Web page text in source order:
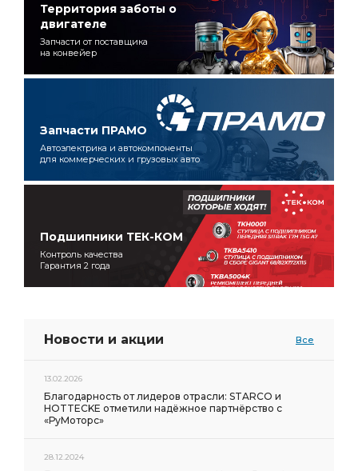
Территория заботы о
двигателе
Запчасти от поставщика
на конвейер
Запчасти ПРАМО
Автоэлектрика и автокомпоненты
для коммерческих и грузовых авто
Подшипники ТЕК-КОМ
Контроль качества
Гарантия 2 года
Новости и акции Все
13.02.2026
Благодарность от лидеров отрасли: STARCO и
HOTTECKE отметили надёжное партнёрство с
«РуМоторс»
28.12.2024